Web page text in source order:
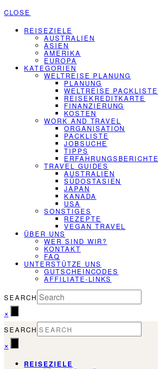
CLOSE
REISEZIELE
AUSTRALIEN
ASIEN
AMERIKA
EUROPA
KATEGORIEN
WELTREISE PLANUNG
PLANUNG
WELTREISE PACKLISTE
REISEKREDITKARTE
FINANZIERUNG
KOSTEN
WORK AND TRAVEL
ORGANISATION
PACKLISTE
JOBSUCHE
TIPPS
ERFAHRUNGSBERICHTE
TRAVEL GUIDES
AUSTRALIEN
SÜDOSTASIEN
JAPAN
KANADA
USA
SONSTIGES
REZEPTE
VEGAN TRAVEL
ÜBER UNS
WER SIND WIR?
KONTAKT
FAQ
UNTERSTÜTZE UNS
GUTSCHEINCODES
AFFILIATE-LINKS
SEARCH
×
SEARCH
×
REISEZIELE